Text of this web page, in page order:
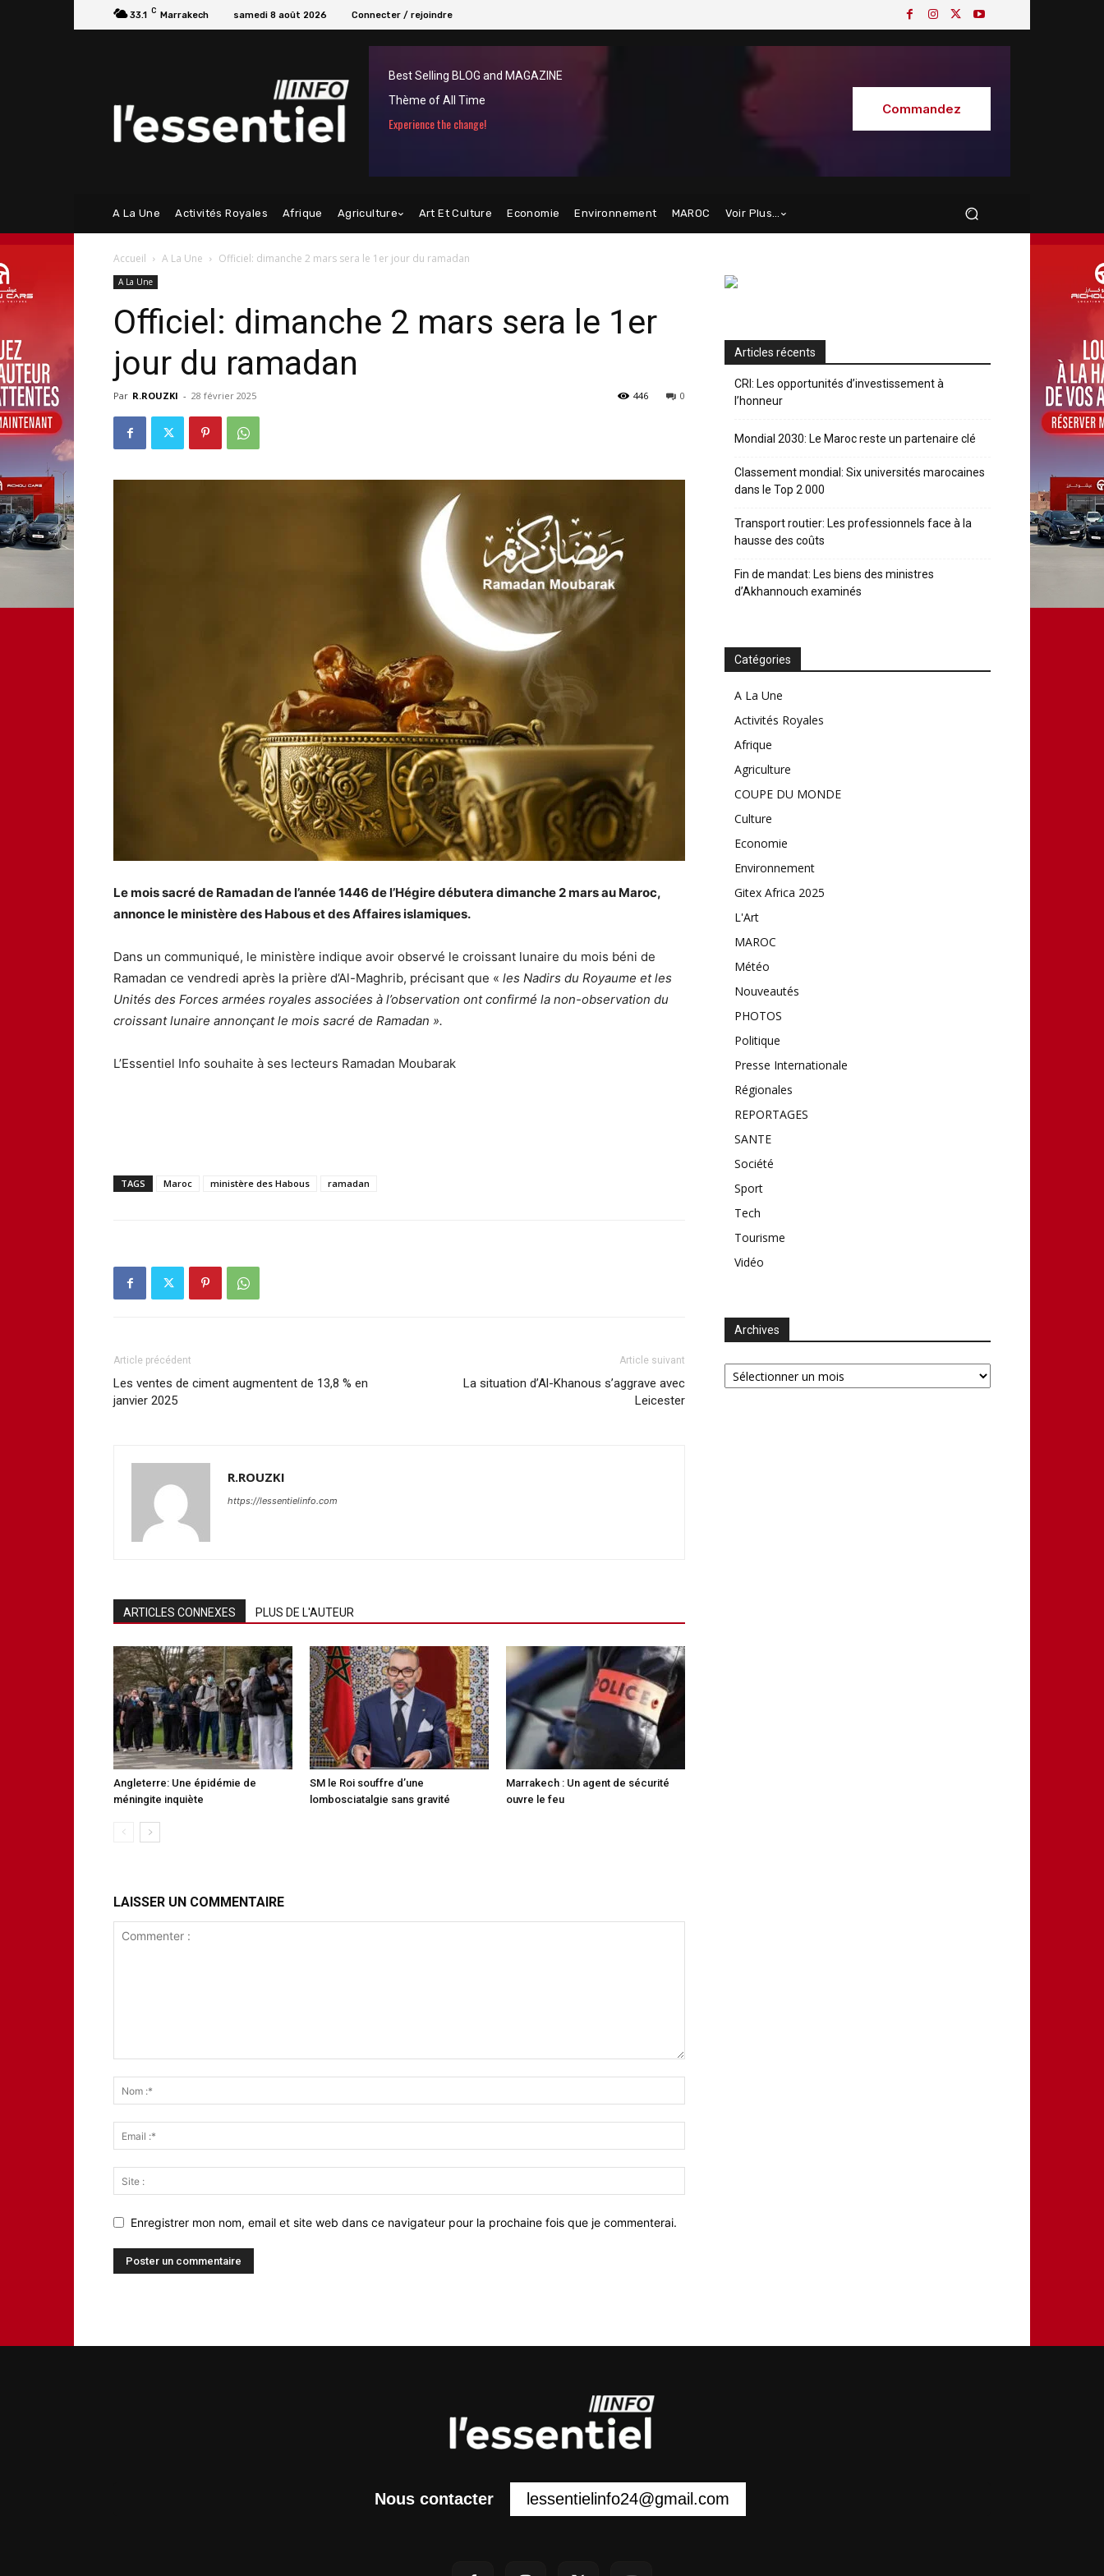
33.1 C Marrakech samedi 8 août 2026 Connecter / rejoindre
Best Selling BLOG and MAGAZINE
Thème of All Time
Experience the change!
Commandez
A La Une Activités Royales Afrique Agriculture Art Et Culture Economie Environnement MAROC Voir Plus…
Accueil A La Une Officiel: dimanche 2 mars sera le 1er jour du ramadan
A La Une
Officiel: dimanche 2 mars sera le 1er
jour du ramadan
Par R.ROUZKI - 28 février 2025 0
446
Le mois sacré de Ramadan de l’année 1446 de l’Hégire débutera dimanche 2 mars au Maroc,
annonce le ministère des Habous et des Affaires islamiques.
Dans un communiqué, le ministère indique avoir observé le croissant lunaire du mois béni de
Ramadan ce vendredi après la prière d’Al-Maghrib, précisant que « les Nadirs du Royaume et les
Unités des Forces armées royales associées à l’observation ont confirmé la non-observation du
croissant lunaire annonçant le mois sacré de Ramadan ».
L’Essentiel Info souhaite à ses lecteurs Ramadan Moubarak
TAGS Maroc ministère des Habous ramadan
Article précédent
Les ventes de ciment augmentent de 13,8 % en
janvier 2025
Article suivant
La situation d’Al-Khanous s’aggrave avec
Leicester
R.ROUZKI
https://lessentielinfo.com
ARTICLES CONNEXES PLUS DE L'AUTEUR
Angleterre: Une épidémie de
méningite inquiète
SM le Roi souffre d’une
lombosciatalgie sans gravité
Marrakech : Un agent de sécurité
ouvre le feu
LAISSER UN COMMENTAIRE
Enregistrer mon nom, email et site web dans ce navigateur pour la prochaine fois que je commenterai.
Articles récents
CRI: Les opportunités d’investissement à
l’honneur
Mondial 2030: Le Maroc reste un partenaire clé
Classement mondial: Six universités marocaines
dans le Top 2 000
Transport routier: Les professionnels face à la
hausse des coûts
Fin de mandat: Les biens des ministres
d’Akhannouch examinés
Catégories
A La Une
Activités Royales
Afrique
Agriculture
COUPE DU MONDE
Culture
Economie
Environnement
Gitex Africa 2025
L'Art
MAROC
Météo
Nouveautés
PHOTOS
Politique
Presse Internationale
Régionales
REPORTAGES
SANTE
Société
Sport
Tech
Tourisme
Vidéo
Archives
Archives
Nous contacter lessentielinfo24@gmail.com